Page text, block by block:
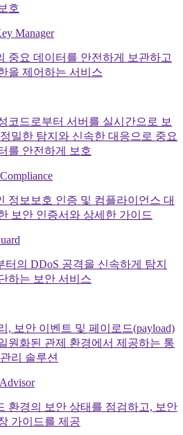
호
Manager
중요 데이터를 안전하게 보관하고
을 제어하는 서비스
코드로부터 서버를 실시간으로 보
밀한 탐지와 신속한 대응으로 중요
를 안전하게 보호
정보보호 인증 및 컴플라이언스 대
보안 인증서와 상세한 가이드
터의 DDoS 공격을 신속하게 탐지
하는 보안 서비스
, 보안 이벤트 및 페이로드(payload)
원화된 관제 환경에서 제공하는 통
리 솔루션
환경의 보안 상태를 점검하고, 보안
가이드를 제공